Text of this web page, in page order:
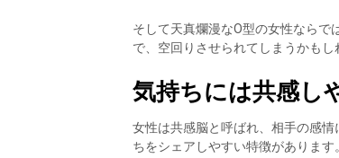
そして天真爛漫なO型の女性ならで
で、空回りさせられてしまうかもし
気持ちには共感し
女性は共感脳と呼ばれ、相手の感
ちをシェアしやすい特徴があります。